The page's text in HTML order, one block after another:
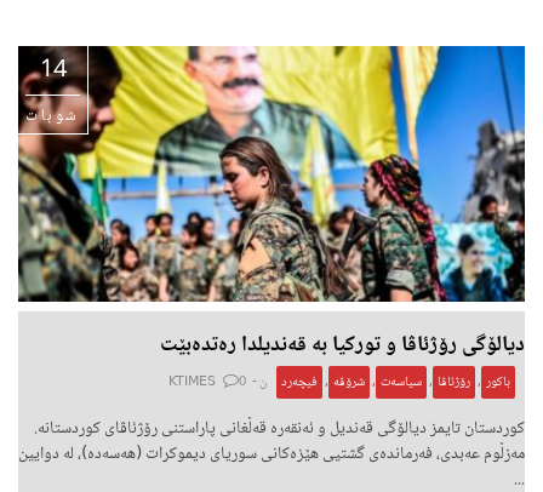
14
شوبات
دیالۆگی رۆژئاڤا و تورکیا بە قەندیلدا رەتدەبێت
باکور , رۆژئاڤا , سیاسەت , شرۆڤە , فیچەرد ن - KTIMES 0
كوردستان تایمز دیالۆگی قەندیل و ئەنقەرە قەڵغانی پاراستنی رۆژئاڤای کوردستانە.
مەزڵوم عەبدی، فەرماندەی گشتیی هێزەکانی سوریای دیموکرات (هەسەدە)، لە دوایین
...